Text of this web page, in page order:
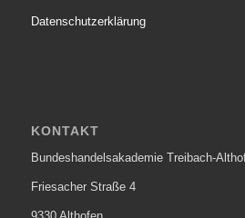
Datenschutzerklärung
KONTAKT
Bundeshandelsakademie Treibach-
Friesacher Straße 4